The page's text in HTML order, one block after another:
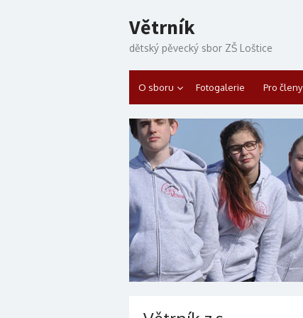
Větrník
dětský pěvecký sbor ZŠ Loštice
O sboru Fotogalerie Pro členy